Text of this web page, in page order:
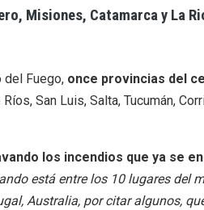
Misiones, Catamarca y La
del Fuego, once provincias del
Ríos, San Luis, Salta, Tucumán,
los incendios que ya se
está entre los 10 lugares del
Australia, por citar algunos,